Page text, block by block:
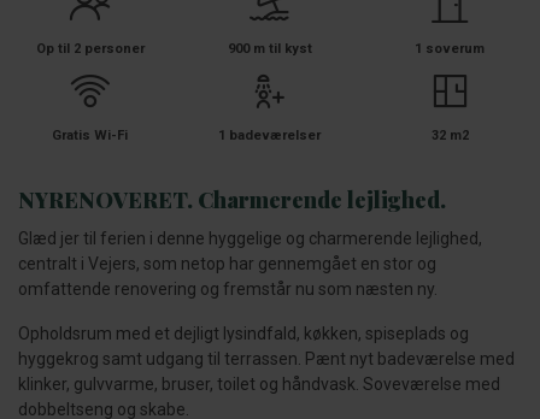
Op til 2 personer 900 m til kyst 1 soverum
Gratis Wi-Fi 1 badeværelser 32 m2
NYRENOVERET. Charmerende lejlighed.
Glæd jer til ferien i denne hyggelige og charmerende lejlighed,
centralt i Vejers, som netop har gennemgået en stor og
omfattende renovering og fremstår nu som næsten ny.
Opholdsrum med et dejligt lysindfald, køkken, spiseplads og
hyggekrog samt udgang til terrassen. Pænt nyt badeværelse med
klinker, gulvvarme, bruser, toilet og håndvask. Soveværelse med
dobbeltseng og skabe.